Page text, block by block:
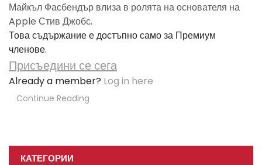
Майкъл Фасбендър влиза в ролята на основателя на
Apple Стив Джобс.
Това съдържание е достъпно само за Премиум
членове.
Присъедини се сега
Already a member? Log in here
Continue Reading
КАТЕГОРИИ